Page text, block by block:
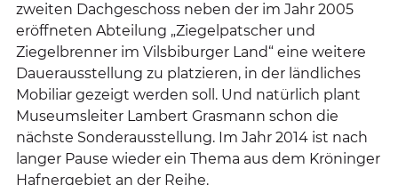
zweiten Dachgeschoss neben der im Jahr 2005
eröffneten Abteilung „Ziegelpatscher und
Ziegelbrenner im Vilsbiburger Land“ eine weitere
Dauerausstellung zu platzieren, in der ländliches
Mobiliar gezeigt werden soll. Und natürlich plant
Museumsleiter Lambert Grasmann schon die
nächste Sonderausstellung. Im Jahr 2014 ist nach
langer Pause wieder ein Thema aus dem Kröninger
Hafnergebiet an der Reihe.